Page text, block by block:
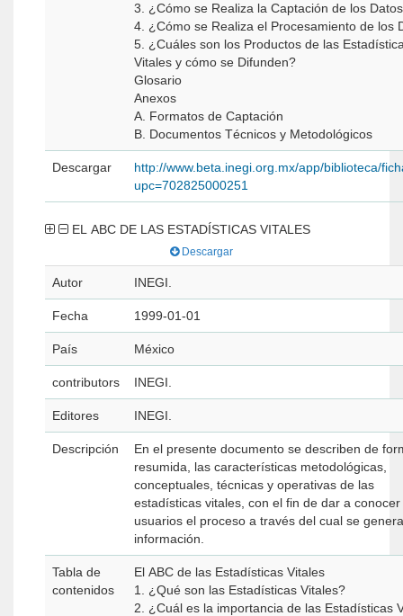
3. ¿Cómo se Realiza la Captación de los
4. ¿Cómo se Realiza el Procesamiento de los
5. ¿Cuáles son los Productos de las
Vitales y cómo se Difunden?
Glosario
Anexos
A. Formatos de Captación
B. Documentos Técnicos y Metodológicos
Descargar
http://www.beta.inegi.org.mx/app/biblioteca/
upc=702825000251
EL ABC DE LAS ESTADÍSTICAS VITALES
Descargar
Autor INEGI.
Fecha 1999-01-01
País México
contributors INEGI.
Editores INEGI.
Descripción
En el presente documento se describen de
resumida, las características metodológicas,
conceptuales, técnicas y operativas de las
estadísticas vitales, con el fin de dar a conocer
usuarios el proceso a través del cual se
información.
Tabla de
contenidos
El ABC de las Estadísticas Vitales
1. ¿Qué son las Estadísticas Vitales?
2. ¿Cuál es la importancia de las Estadísticas